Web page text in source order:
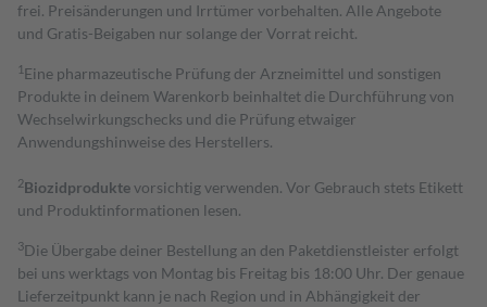
frei. Preisänderungen und Irrtümer vorbehalten. Alle Angebote
und Gratis-Beigaben nur solange der Vorrat reicht.
1 Eine pharmazeutische Prüfung der Arzneimittel und sonstigen
Produkte in deinem Warenkorb beinhaltet die Durchführung von
Wechselwirkungschecks und die Prüfung etwaiger
Anwendungshinweise des Herstellers.
2Biozidproduktevorsichtig verwenden. Vor Gebrauch stets Etikett
und Produktinformationen lesen.
3Die Übergabe deiner Bestellung an den Paketdienstleister erfolgt
bei uns werktags von Montag bis Freitag bis 18:00 Uhr. Der genaue
Lieferzeitpunkt kann je nach Region und in Abhängigkeit der